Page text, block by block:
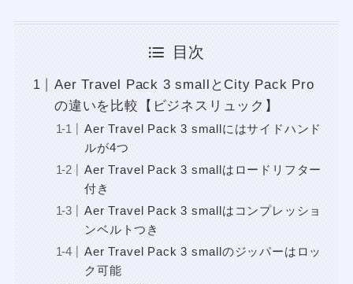
目次
Aer Travel Pack 3 smallとCity Pack Pro
の違いを比較【ビジネスリュック】
Aer Travel Pack 3 smallにはサイドハンド
ルが4つ
Aer Travel Pack 3 smallはロードリフター
付き
Aer Travel Pack 3 smallはコンプレッショ
ンベルトつき
Aer Travel Pack 3 smallのジッパーはロッ
ク可能